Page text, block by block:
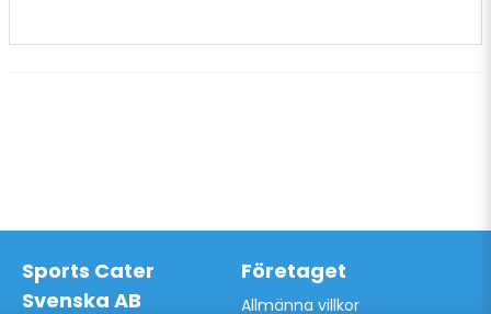
Sports Cater
Svenska AB
Företaget
Allmänna villkor